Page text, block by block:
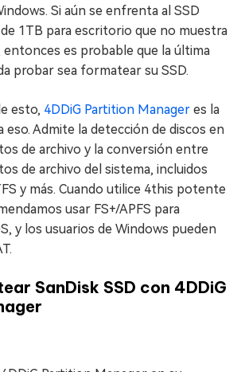
Si aún se enfrenta al SSD
1TB para escritorio que no muestra
es probable que la última
probar sea formatear su SSD.
esto, 4DDiG Partition Manager es la
eso. Admite la detección de discos en
de archivo y la conversión entre
de archivo del sistema, incluidos
y más. Cuando utilice 4this potente
usar FS+/APFS para
y los usuarios de Windows pueden
SanDisk SSD con 4DDiG